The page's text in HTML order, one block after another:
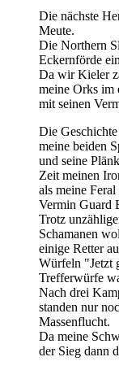
Die nächste
Meute.
Die Northern
Eckernförde
Da wir Kieler
meine Orks im
mit seinen
Die
meine beiden
und seine
Zeit meinen
als meine
Vermin Guard
Trotz
Schamanen
einige Retter
Würfeln "Jetzt
Trefferwürfe
Nach drei
standen nur
Massenflucht.
Da meine
der Sieg dann